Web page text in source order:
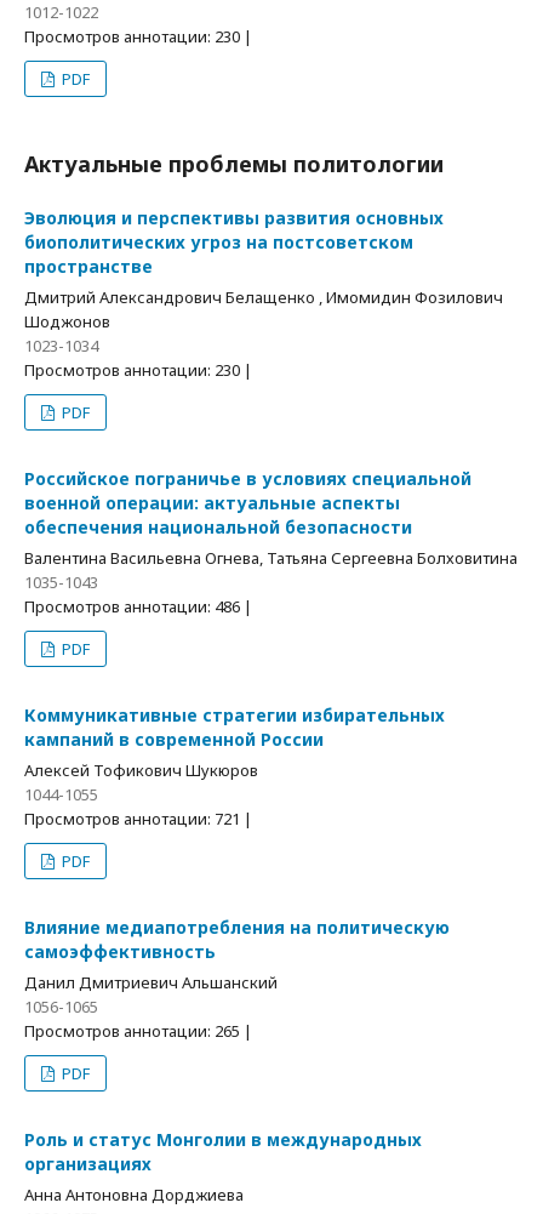
1012-1022
Просмотров аннотации: 230 |
PDF
Актуальные проблемы политологии
Эволюция и перспективы развития основных
биополитических угроз на постсоветском
пространстве
Дмитрий Александрович Белащенко , Имомидин Фозилович
Шоджонов
1023-1034
Просмотров аннотации: 230 |
PDF
Российское пограничье в условиях специальной
военной операции: актуальные аспекты
обеспечения национальной безопасности
Валентина Васильевна Огнева, Татьяна Сергеевна Болховитина
1035-1043
Просмотров аннотации: 486 |
PDF
Коммуникативные стратегии избирательных
кампаний в современной России
Алексей Тофикович Шукюров
1044-1055
Просмотров аннотации: 721 |
PDF
Влияние медиапотребления на политическую
самоэффективность
Данил Дмитриевич Альшанский
1056-1065
Просмотров аннотации: 265 |
PDF
Роль и статус Монголии в международных
организациях
Анна Антоновна Дорджиева